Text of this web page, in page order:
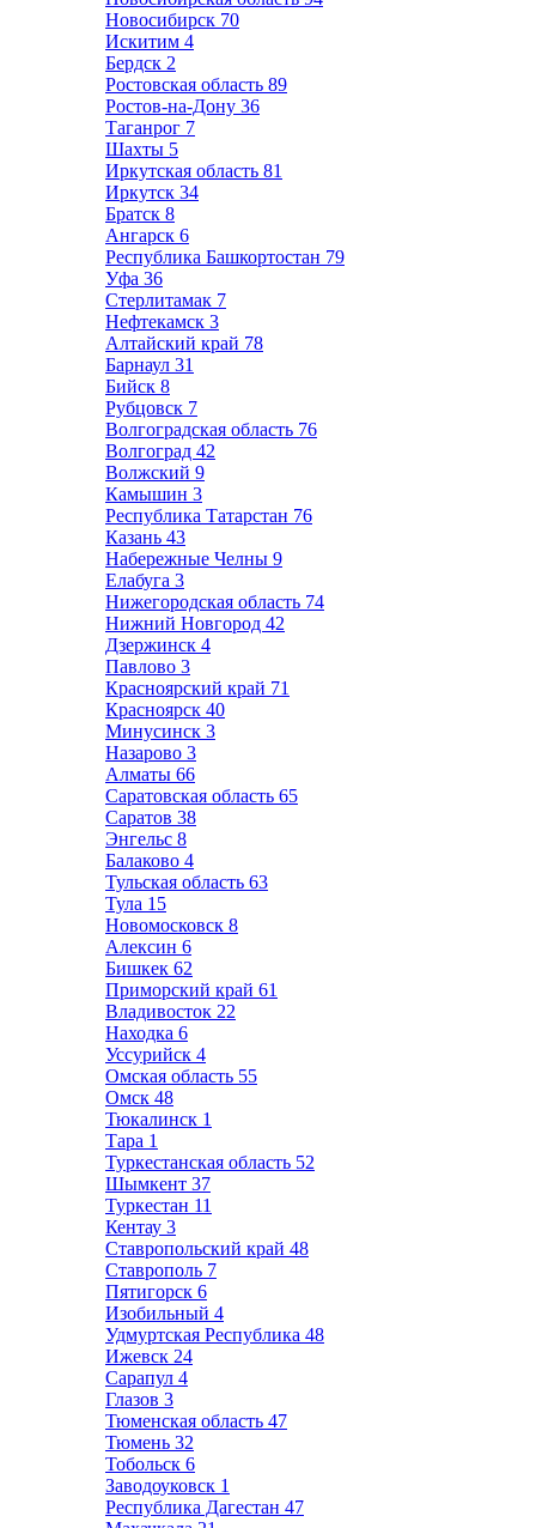
Новосибирск 70
Искитим 4
Бердск 2
Ростовская область 89
Ростов-на-Дону 36
Таганрог 7
Шахты 5
Иркутская область 81
Иркутск 34
Братск 8
Ангарск 6
Республика Башкортостан 79
Уфа 36
Стерлитамак 7
Нефтекамск 3
Алтайский край 78
Барнаул 31
Бийск 8
Рубцовск 7
Волгоградская область 76
Волгоград 42
Волжский 9
Камышин 3
Республика Татарстан 76
Казань 43
Набережные Челны 9
Елабуга 3
Нижегородская область 74
Нижний Новгород 42
Дзержинск 4
Павлово 3
Красноярский край 71
Красноярск 40
Минусинск 3
Назарово 3
Алматы 66
Саратовская область 65
Саратов 38
Энгельс 8
Балаково 4
Тульская область 63
Тула 15
Новомосковск 8
Алексин 6
Бишкек 62
Приморский край 61
Владивосток 22
Находка 6
Уссурийск 4
Омская область 55
Омск 48
Тюкалинск 1
Тара 1
Туркестанская область 52
Шымкент 37
Туркестан 11
Кентау 3
Ставропольский край 48
Ставрополь 7
Пятигорск 6
Изобильный 4
Удмуртская Республика 48
Ижевск 24
Сарапул 4
Глазов 3
Тюменская область 47
Тюмень 32
Тобольск 6
Заводоуковск 1
Республика Дагестан 47